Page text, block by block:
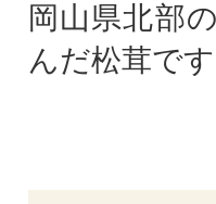
岡山県北部
んだ松茸です